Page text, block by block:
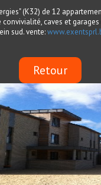
(K32) de 12
convivialité, caves et
sud. vente:
Retour